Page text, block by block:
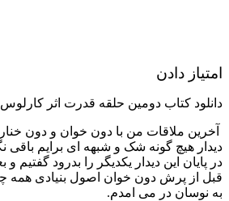
امتیاز دادن
دانلود کتاب دومین حلقه قدرت اثر
آخرین ملاقات من با دون خوان و دون
دیدار هیچ گونه شک و شبهه ای برایم باقی
در پایان این دیدار یکدیگر را بدرود گفتیم
قبل از پرش دون خوان اصول بنیادی همه
به نوسان در می امدم.